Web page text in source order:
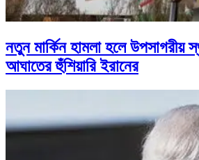
নতুন মার্কিন হামলা হলে উপসাগরীয়
আঘাতের হুঁশিয়ারি ইরানের